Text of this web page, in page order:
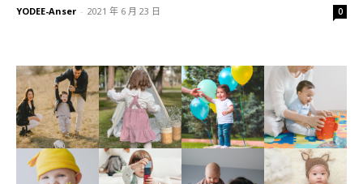
YODEE-Anser - 2021 年 6 月 23 日 0